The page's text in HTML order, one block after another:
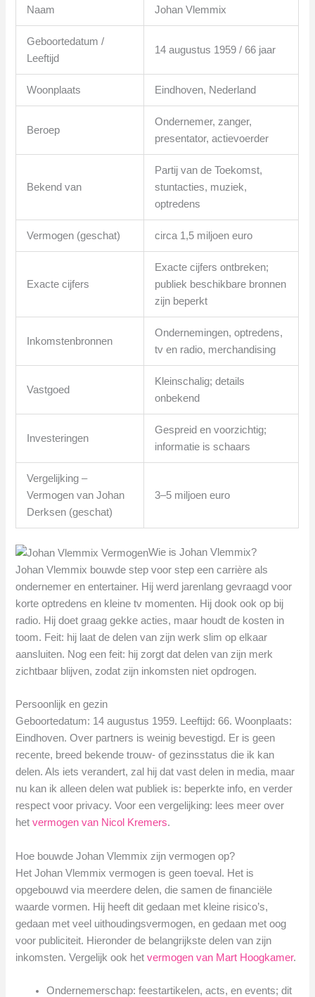
Naam Johan Vlemmix
Geboortedatum /
Leeftijd
14 augustus 1959 / 66 jaar
Woonplaats Eindhoven, Nederland
Beroep
Ondernemer, zanger,
presentator, actievoerder
Bekend van
Partij van de Toekomst,
stuntacties, muziek,
optredens
Vermogen (geschat) circa 1,5 miljoen euro
Exacte cijfers
Exacte cijfers ontbreken;
publiek beschikbare bronnen
zijn beperkt
Inkomstenbronnen
Ondernemingen, optredens,
tv en radio, merchandising
Vastgoed
Kleinschalig; details
onbekend
Investeringen
Gespreid en voorzichtig;
informatie is schaars
Vergelijking –
Vermogen van Johan
Derksen (geschat)
3–5 miljoen euro
Wie is Johan Vlemmix?
Johan Vlemmix bouwde step voor step een carrière als
ondernemer en entertainer. Hij werd jarenlang gevraagd voor
korte optredens en kleine tv momenten. Hij dook ook op bij
radio. Hij doet graag gekke acties, maar houdt de kosten in
toom. Feit: hij laat de delen van zijn werk slim op elkaar
aansluiten. Nog een feit: hij zorgt dat delen van zijn merk
zichtbaar blijven, zodat zijn inkomsten niet opdrogen.
Persoonlijk en gezin
Geboortedatum: 14 augustus 1959. Leeftijd: 66. Woonplaats:
Eindhoven. Over partners is weinig bevestigd. Er is geen
recente, breed bekende trouw- of gezinsstatus die ik kan
delen. Als iets verandert, zal hij dat vast delen in media, maar
nu kan ik alleen delen wat publiek is: beperkte info, en verder
respect voor privacy. Voor een vergelijking: lees meer over
hetvermogen van Nicol Kremers.
Hoe bouwde Johan Vlemmix zijn vermogen op?
Het Johan Vlemmix vermogen is geen toeval. Het is
opgebouwd via meerdere delen, die samen de financiële
waarde vormen. Hij heeft dit gedaan met kleine risico’s,
gedaan met veel uithoudingsvermogen, en gedaan met oog
voor publiciteit. Hieronder de belangrijkste delen van zijn
inkomsten. Vergelijk ook hetvermogen van Mart Hoogkamer.
Ondernemerschap: feestartikelen, acts, en events; dit